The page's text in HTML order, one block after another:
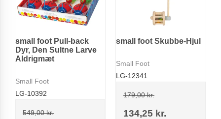
small foot Pull-back
Dyr, Den Sultne Larve
Aldrigmæt
Small Foot
LG-10392
549,00 kr.
small foot Skubbe-Hjul
Small Foot
LG-12341
179,00 kr.
134,25 kr.